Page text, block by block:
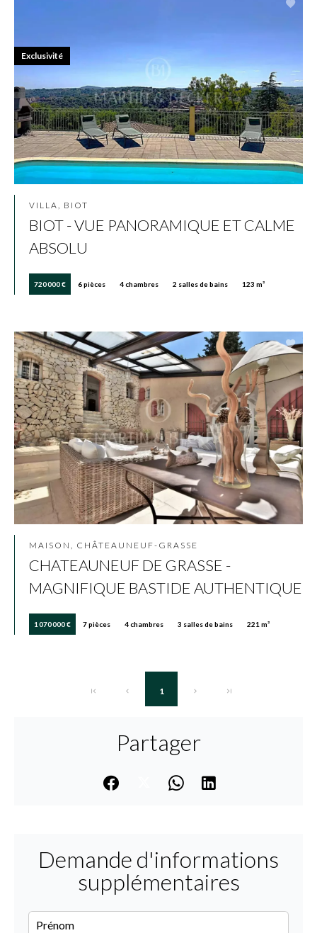
VILLA, BIOT
BIOT - VUE PANORAMIQUE ET CALME
ABSOLU
720 000 € 6 pièces 4 chambres 2 salles de bains 123 m²
Exclusivité
MAISON, CHÂTEAUNEUF-GRASSE
CHATEAUNEUF DE GRASSE -
MAGNIFIQUE BASTIDE AUTHENTIQUE
1 070 000 € 7 pièces 4 chambres 3 salles de bains 221 m²
1
Partager
Demande d'informations
supplémentaires